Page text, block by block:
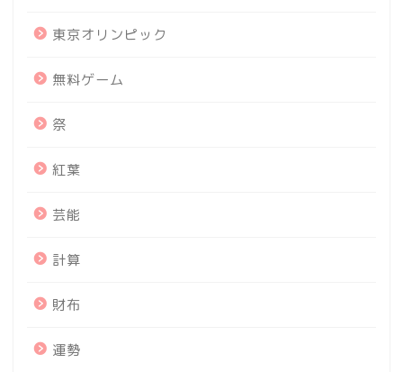
東京オリンピック
無料ゲーム
祭
紅葉
芸能
計算
財布
運勢